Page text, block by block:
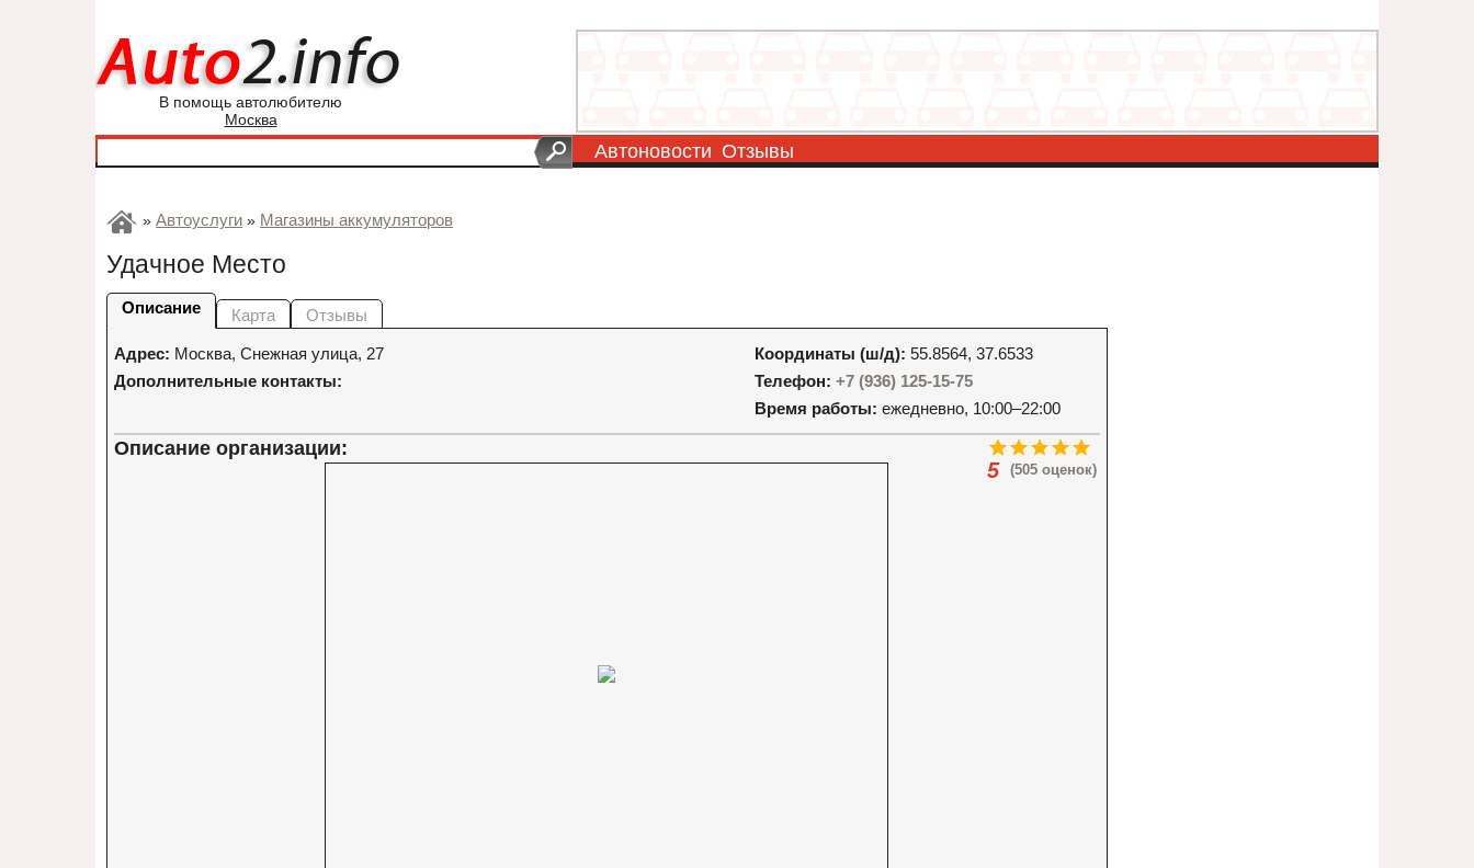
В помощь автолюбителю
Москва
Автоновости Отзывы
» Автоуслуги » Магазины аккумуляторов
Удачное Место
Описание Карта Отзывы
Адрес: Москва, Снежная улица, 27
Дополнительные контакты:
Координаты (ш/д): 55.8564, 37.6533
Телефон: +7 (936) 125-15-75
Время работы: ежедневно, 10:00–22:00
(505 оценок)
5
Описание организации: